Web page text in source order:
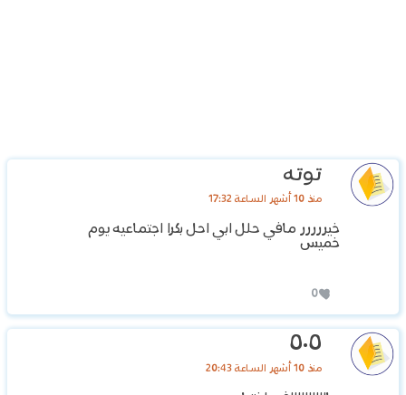
توته
منذ 10 أشهر الساعة 17:32
خيررررر مافي حلل ابي احل بكرا اجتماعيه يوم
خميس
0
٥٠٥
منذ 10 أشهر الساعة 20:43